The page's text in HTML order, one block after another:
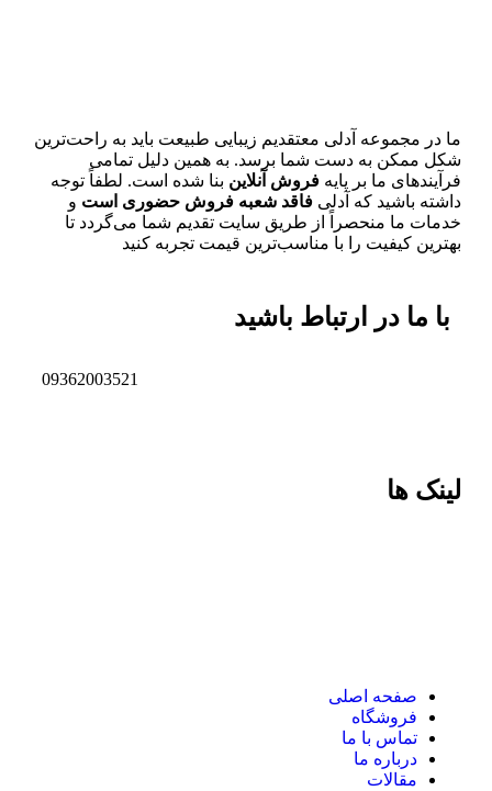
ما در مجموعه آدلی معتقدیم زیبایی طبیعت باید به راحت‌ترین
شکل ممکن به دست شما برسد. به همین دلیل تمامی
فرآیندهای ما بر پایه فروش آنلاینبنا شده است. لطفاً توجه
داشته باشید که آدلی فاقد شعبه فروش حضوری استو
خدمات ما منحصراً از طریق سایت تقدیم شما می‌گردد تا
بهترین کیفیت را با مناسب‌ترین قیمت تجربه کنید
با ما در ارتباط باشید
09362003521
لینک ها
صفحه اصلی
فروشگاه
تماس با ما
درباره ما
مقالات